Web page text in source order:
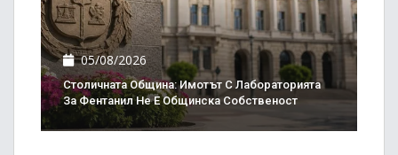
05/08/2026
Столичната Община: Имотът С Лабораторията
За Фентанил Не Е Общинска Собственост